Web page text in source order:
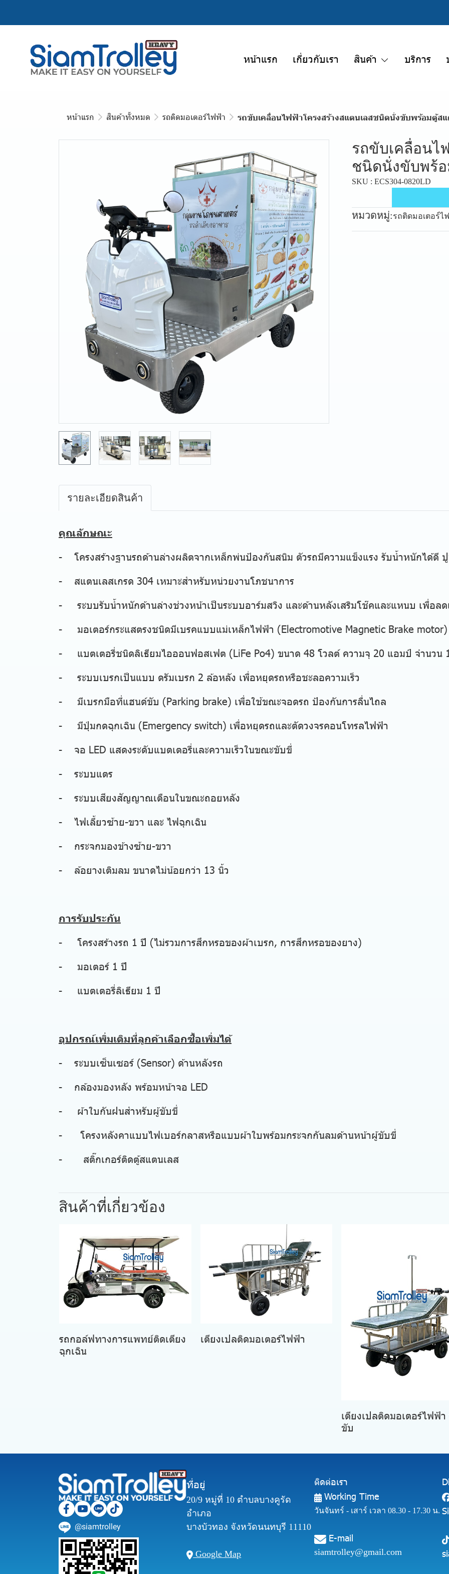
หน้าแรก เกี่ยวกับเรา สินค้า บริการ
หน้าแรก สินค้าทั้งหมด รถติดมอเตอร์ไฟฟ้า รถขับเคลื่อนไฟฟ้าโครงสร้างสแตนเลสชนิดนั่งขับพร้อมตู้สแ
รถขับเคลื่อนไ
ชนิดนั่งขับพร้
SKU : ECS304-0820LD
หมวดหมู่:รถติดมอเตอร์ไ
รายละเอียดสินค้า
คุณลักษณะ
- โครงสร้างฐานรถด้านล่างผลิตจากเหล็กพ่นป้องกันสนิม ตัวรถมีความแข็งแรง รับน้ำหนักได้ดี
- สแตนเลสเกรด 304 เหมาะสำหรับหน่วยงานโภชนาการ
- ระบบรับน้ำหนักด้านล่างช่วงหน้าเป็นระบบอาร์มสวิง และด้านหลังเสริมโช๊คและแหนบ เพื่อลด
- มอเตอร์กระแสตรงชนิดมีเบรคแบบแม่เหล็กไฟฟ้า (Electromotive Magnetic Brake
- แบตเตอรี่ชนิดลิเธียมไอออนฟอสเฟต (LiFe Po4) ขนาด 48 โวลต์ ความจุ 20 แอมป์ จำนวน
- ระบบเบรกเป็นแบบ ดรัมเบรก 2 ล้อหลัง เพื่อหยุดรถหรือชะลอความเร็ว
- มีเบรกมือที่แฮนด์ขับ (Parking brake) เพื่อใช้ขณะจอดรถ ป้องกันกา
- มีปุ่มกดฉุกเฉิน (Emergency switch) เพื่อหยุดรถและตัดวงจรคอนโทรลไฟฟ้า
- จอ LED แสดงระดับแบตเตอรี่และความเร็วในขณะขับขี่
- ระบบแตร
- ระบบเสียงสัญญาณเตือนในขณะถอยหลัง
- ไฟเลี้ยวซ้าย-ขวา และ ไฟฉุกเฉิน
- กระจกมองข้างซ้าย-ขวา
- ล้อยางเติมลม ขนาดไม่น้อยกว่า 13 นิ้ว
การรับประกัน
- โครงสร้างรถ 1 ปี (ไม่รวมการสึกหรอของผ้าเบรก, การสึกหรอของยาง)
- มอเตอร์ 1 ปี
- แบตเตอรี่ลิเธียม 1 ปี
อุปกรณ์เพิ่มเติมที่ลูกค้าเลือกซื้อเพิ่มได้
- ระบบเซ็นเซอร์ (Sensor) ด้านหลังรถ
- กล้องมองหลัง พร้อมหน้าจอ LED
- ผ้าใบกันฝนสำหรับผู้ขับขี่
- โครงหลังคาแบบไฟเบอร์กลาสหรือแบบผ้าใบพร้อมกระจกกันลมด้านหน้าผู้ขับขี่
- สติ๊กเกอร์ติดตู้สแตนเลส
สินค้าที่เกี่ยวข้อง
รถกอล์ฟทางการแพทย์ติดเตียง
ฉุกเฉิน
เตียงเปลติดมอเตอร์ไฟฟ้า
เตียงเปลติดมอเตอร์ไฟฟ้
ขับ
@siamtrolley
ที่อยู่
20/9 หมู่ที่ 10 ตำบลบางคูรัด
อำเภอ
บางบัวทอง จังหวัดนนทบุรี 11110
Google Map
ติดต่อเรา
Working Time
วันจันทร์ - เสาร์ เวลา 08.30 - 17.30 น.
E-mail
siamtrolley@gmail.com